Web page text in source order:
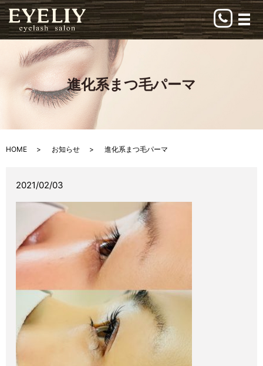
メ
進化系まつ毛パーマ
HOME お知らせ 進化系まつ毛パーマ
2021/02/03